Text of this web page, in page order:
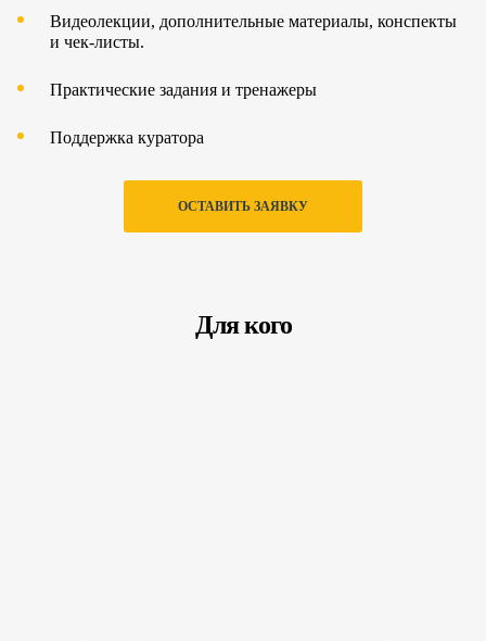
Видеолекции, дополнительные материалы, конспекты
и чек-листы.
Практические задания и тренажеры
Поддержка куратора
ОСТАВИТЬ ЗАЯВКУ
Для кого